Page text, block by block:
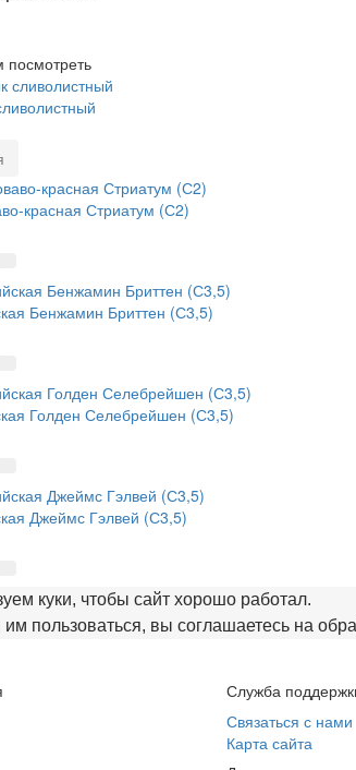
посмотреть
красная Стриатум (С2)
Бенжамин Бриттен (С3,5)
Голден Селебрейшен (С3,5)
Джеймс Гэлвей (С3,5)
куки, чтобы сайт хорошо работал.
пользоваться, вы соглашаетесь на
Служба
Связаться с нами
Карта сайта